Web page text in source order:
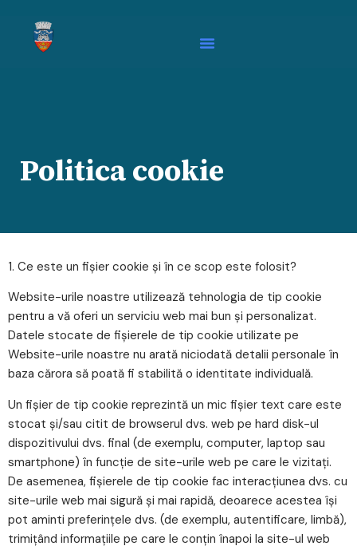
Politica cookie
1. Ce este un fişier cookie şi în ce scop este folosit?
Website-urile noastre utilizează tehnologia de tip cookie
pentru a vă oferi un serviciu web mai bun și personalizat.
Datele stocate de fișierele de tip cookie utilizate pe
Website-urile noastre nu arată niciodată detalii personale în
baza cărora să poată fi stabilită o identitate individuală.
Un fișier de tip cookie reprezintă un mic fișier text care este
stocat și/sau citit de browserul dvs. web pe hard disk-ul
dispozitivului dvs. final (de exemplu, computer, laptop sau
smartphone) în funcție de site-urile web pe care le vizitați.
De asemenea, fișierele de tip cookie fac interacțiunea dvs. cu
site-urile web mai sigură și mai rapidă, deoarece acestea își
pot aminti preferințele dvs. (de exemplu, autentificare, limbă),
trimițând informațiile pe care le conțin înapoi la site-ul web